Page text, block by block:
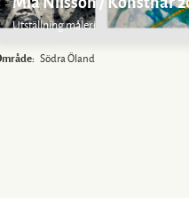
Utställning måleri
Södra Öland